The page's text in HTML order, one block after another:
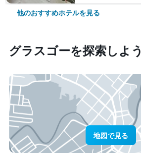
他のおすすめホテルを見る
グラスゴー​を探索しよう
地図で見る